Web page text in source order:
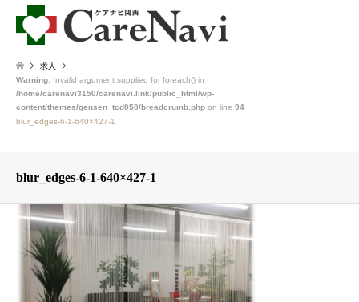
求人
Warning: Invalid argument supplied for foreach() in
/home/carenavi3150/carenavi.link/public_html/wp-
content/themes/gensen_tcd050/breadcrumb.php on line 94
blur_edges-6-1-640×427-1
blur_edges-6-1-640×427-1